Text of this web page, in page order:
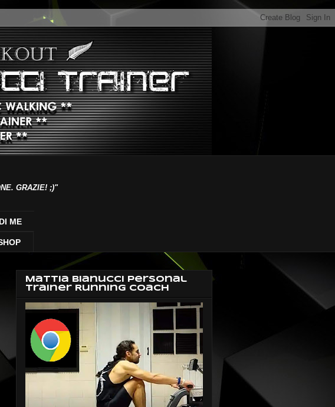
GRAZIE! ;)"
ME
Mattia Bianucci Personal
Trainer Running Coach